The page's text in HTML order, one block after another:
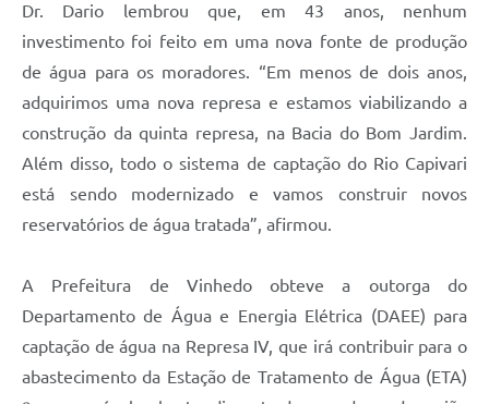
Dr. Dario lembrou que, em 43 anos, nenhum
investimento foi feito em uma nova fonte de produção
de água para os moradores. “Em menos de dois anos,
adquirimos uma nova represa e estamos viabilizando a
construção da quinta represa, na Bacia do Bom Jardim.
Além disso, todo o sistema de captação do Rio Capivari
está sendo modernizado e vamos construir novos
reservatórios de água tratada”, afirmou.
A Prefeitura de Vinhedo obteve a outorga do
Departamento de Água e Energia Elétrica (DAEE) para
captação de água na Represa IV, que irá contribuir para o
abastecimento da Estação de Tratamento de Água (ETA)